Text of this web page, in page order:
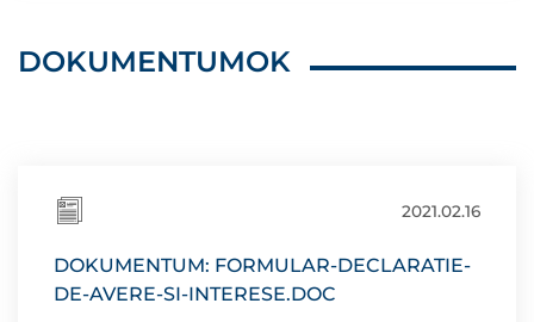
DOKUMENTUMOK
2021.02.16
DOKUMENTUM: FORMULAR-DECLARATIE-
DE-AVERE-SI-INTERESE.DOC